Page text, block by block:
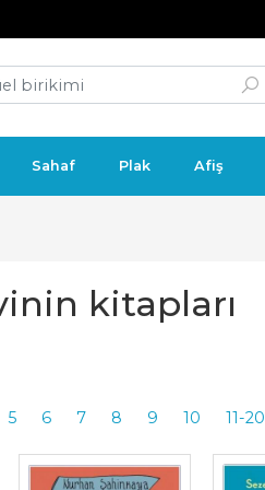
Sahaf Plak Afiş
kitapları
5 6 7 8 9 10 11-20